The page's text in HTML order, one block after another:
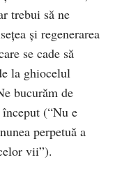
trebui să ne
şi regenerarea
se cade să
la ghiocelul
bucurăm de
(“Nu e
perpetuă a
vii”).